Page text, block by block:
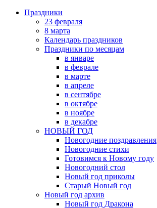
Праздники
23 февраля
8 марта
Календарь праздников
Праздники по месяцам
в январе
в феврале
в марте
в апреле
в сентябре
в октябре
в ноябре
в декабре
НОВЫЙ ГОД
Новогодние поздравления
Новогодние стихи
Готовимся к Новому году
Новогодний стол
Новый год приколы
Старый Новый год
Новый год архив
Новый год Дракона